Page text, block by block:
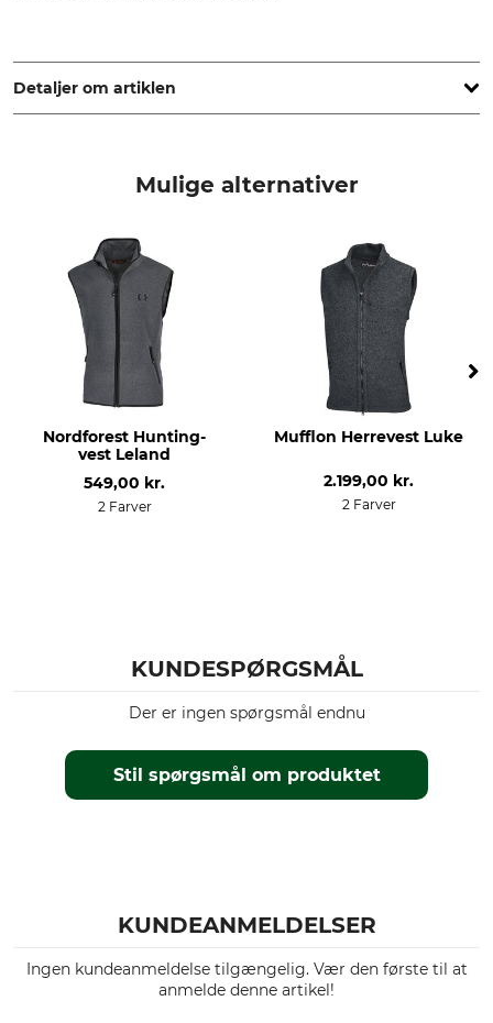
23812 Wahlstedt, Germany, www.mufflon.com
Detaljer om artiklen
Egenskaber
slim
Fremstillet i Tyskland
produktion
Made in Germany
Mulige alternativer
Nordforest Hunting-
vest Leland
549,00 kr.
2 Farver
Mufflon Herrevest Luke
2.199,00 kr.
2 Farver
KUNDESPØRGSMÅL
Stil spørgsmål om produktet
Der er ingen spørgsmål endnu
KUNDEANMELDELSER
Ingen kundeanmeldelse tilgængelig. Vær den første til at
anmelde denne artikel!